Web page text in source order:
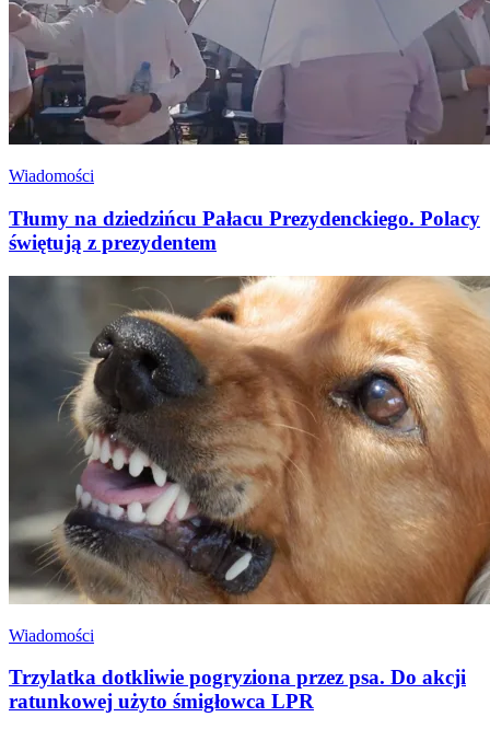
Wiadomości
Tłumy na dziedzińcu Pałacu Prezydenckiego. Polacy
świętują z prezydentem
Wiadomości
Trzylatka dotkliwie pogryziona przez psa. Do akcji
ratunkowej użyto śmigłowca LPR